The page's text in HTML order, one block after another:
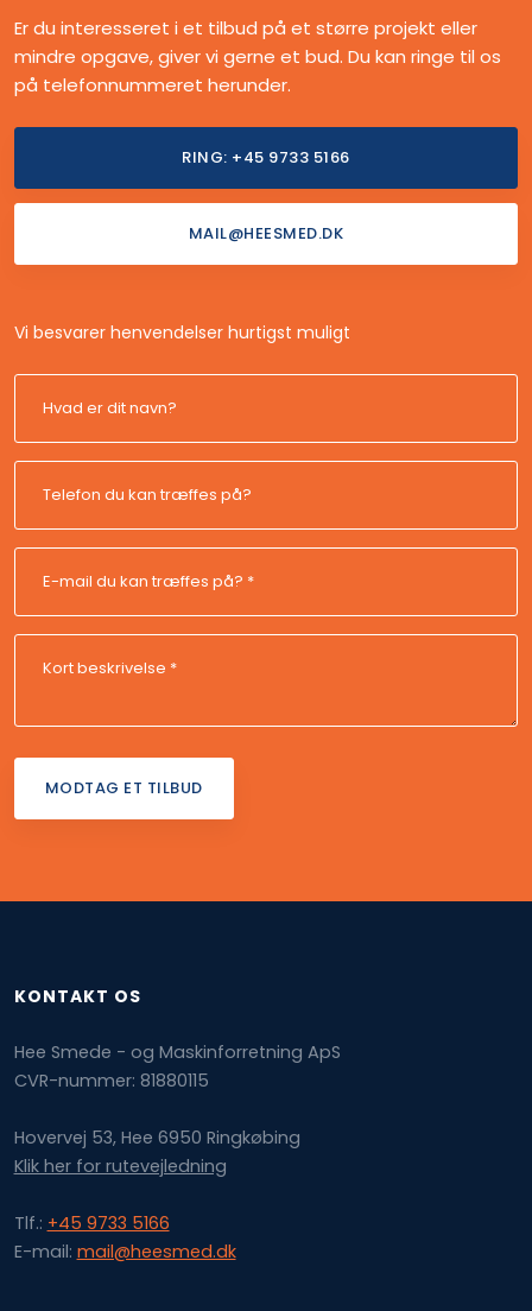
Er du interesseret i et tilbud på et større projekt eller
mindre opgave, giver vi gerne et bud. Du kan ringe til os
på telefonnummeret herunder.
RING: +45 9733 5166
MAIL@HEESMED.DK
Vi besvarer henvendelser hurtigst muligt
​KONTAKT OS
Hee Smede - og Maskinforretning ApS
CVR-nummer: 81880115
Hovervej 53, Hee ​6950 Ringkøbing
Klik her for rutevejledning
Tlf.: +45 9733 5166
E-mail: mail@heesmed.dk